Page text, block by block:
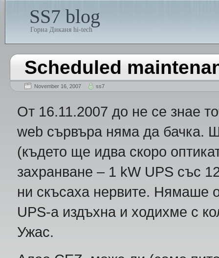
SS7 blog
Горна Диканя hi-tech
Scheduled
November 16, 2007 ss7
От 16.11.2007 до не се знае
web сървъра няма да бачка.
(където ще идва скоро
захранване – 1 kW UPS със
ни скъсаха нервите. Нямаше
UPS-a издъхна и ходихме с
Ужас.